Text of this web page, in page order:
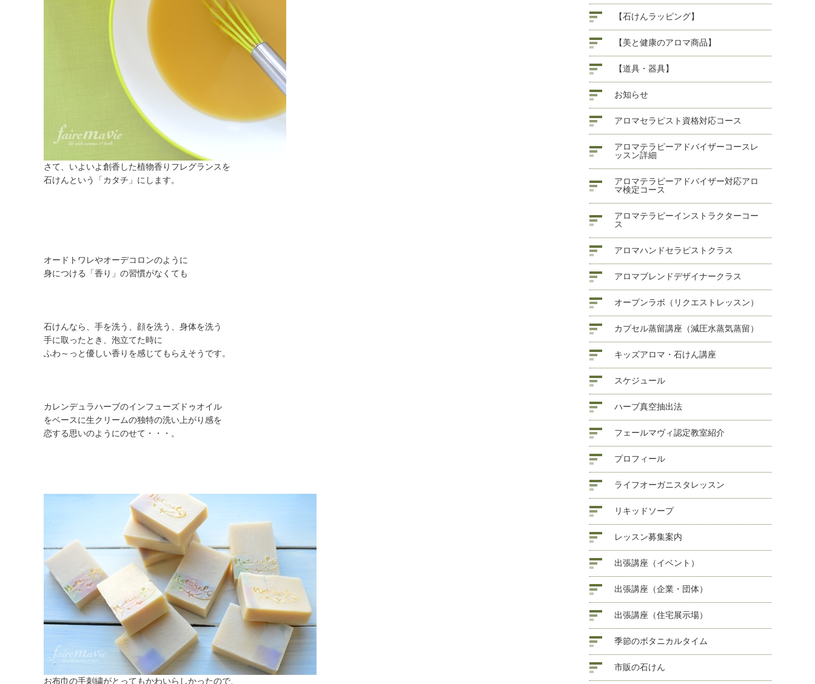
さて、いよいよ創香した植物香りフレグランスを
石けんという「カタチ」にします。
オードトワレやオーデコロンのように
身につける「香り」の習慣がなくても
石けんなら、手を洗う、顔を洗う、身体を洗う
手に取ったとき、泡立てた時に
ふわ～っと優しい香りを感じてもらえそうです。
カレンデュラハーブのインフューズドゥオイル
をベースに生クリームの独特の洗い上がり感を
恋する思いのようにのせて・・・。
お布巾の手刺繍がとってもかわいらしかったので、
【石けんラッピング】
【美と健康のアロマ商品】
【道具・器具】
お知らせ
アロマセラピスト資格対応コース
アロマテラピーアドバイザーコースレ
ッスン詳細
アロマテラピーアドバイザー対応アロ
マ検定コース
アロマテラピーインストラクターコー
ス
アロマハンドセラピストクラス
アロマブレンドデザイナークラス
オープンラボ（リクエストレッスン）
カプセル蒸留講座（減圧水蒸気蒸留）
キッズアロマ・石けん講座
スケジュール
ハーブ真空抽出法
フェールマヴィ認定教室紹介
プロフィール
ライフオーガニスタレッスン
リキッドソープ
レッスン募集案内
出張講座（イベント）
出張講座（企業・団体）
出張講座（住宅展示場）
季節のボタニカルタイム
市販の石けん